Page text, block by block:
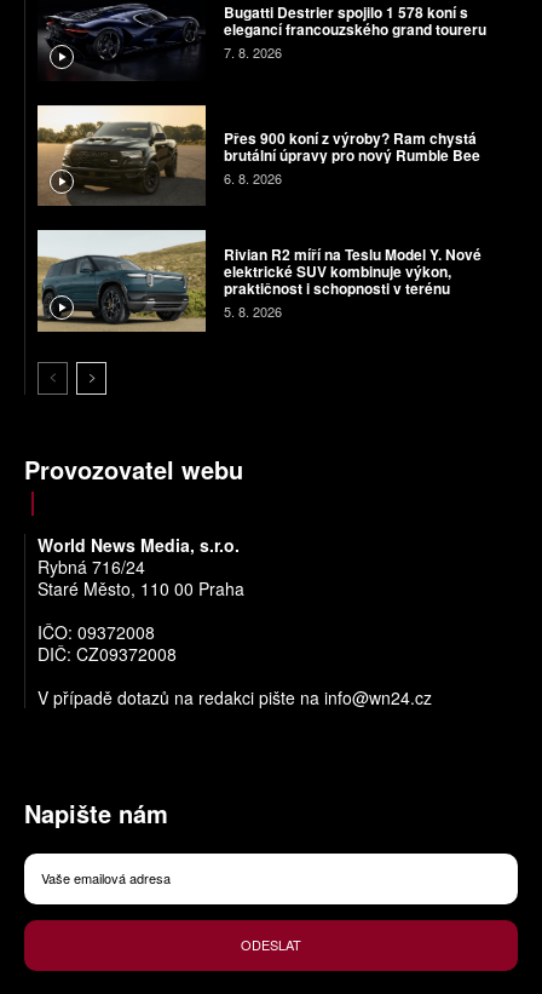
Bugatti Destrier spojilo 1 578 koní s
elegancí francouzského grand toureru
7. 8. 2026
Přes 900 koní z výroby? Ram chystá
brutální úpravy pro nový Rumble Bee
6. 8. 2026
Rivian R2 míří na Teslu Model Y. Nové
elektrické SUV kombinuje výkon,
praktičnost i schopnosti v terénu
5. 8. 2026
Provozovatel webu
World News Media, s.r.o.
Rybná 716/24
Staré Město, 110 00 Praha
IČO: 09372008
DIČ: CZ09372008
V případě dotazů na redakci pište na info@wn24.cz
Napište nám
ODESLAT